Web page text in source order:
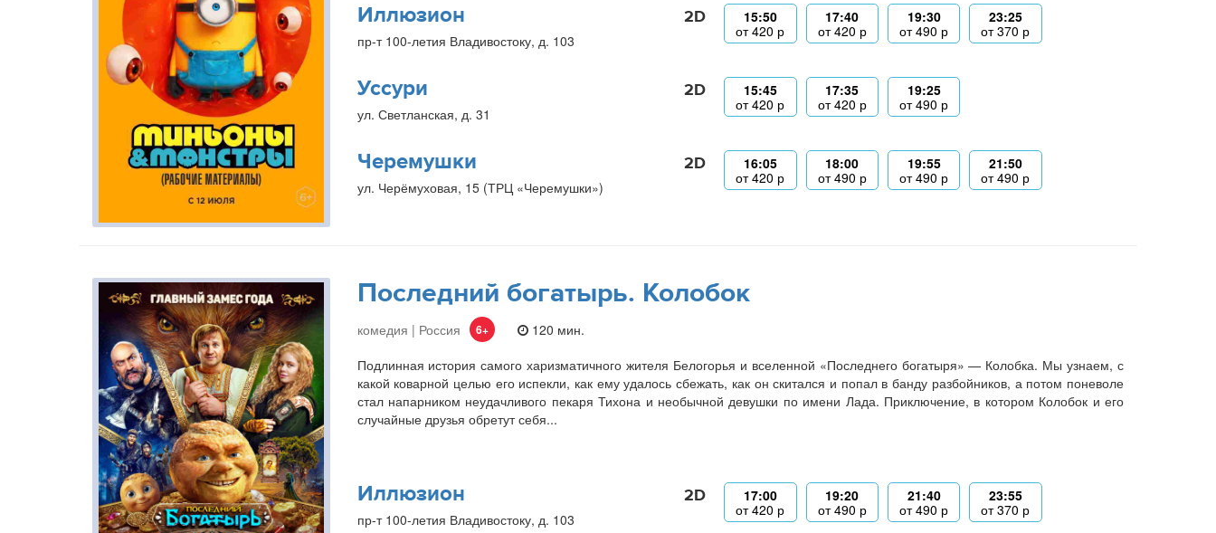
Иллюзион
пр-т 100-летия Владивостоку, д. 103
2D
15:50
от420 р
17:40
от420 р
19:30
от490 р
23:25
от370 р
Уссури
ул. Светланская, д. 31
2D
15:45
от420 р
17:35
от420 р
19:25
от490 р
Черемушки
ул. Черёмуховая, 15 (ТРЦ «Черемушки»)
2D
16:05
от420 р
18:00
от490 р
19:55
от490 р
21:50
от490 р
Последний богатырь. Колобок
комедия | Россия 6+
120 мин.
Подлинная история самого харизматичного жителя Белогорья и вселенной «Последнего богатыря» — Колобка. Мы узнаем, с
какой коварной целью его испекли, как ему удалось сбежать, как он скитался и попал в банду разбойников, а потом поневоле
стал напарником неудачливого пекаря Тихона и необычной девушки по имени Лада. Приключение, в котором Колобок и его
случайные друзья обретут себя...
Иллюзион
пр-т 100-летия Владивостоку, д. 103
2D
17:00
от420 р
19:20
от490 р
21:40
от490 р
23:55
от370 р